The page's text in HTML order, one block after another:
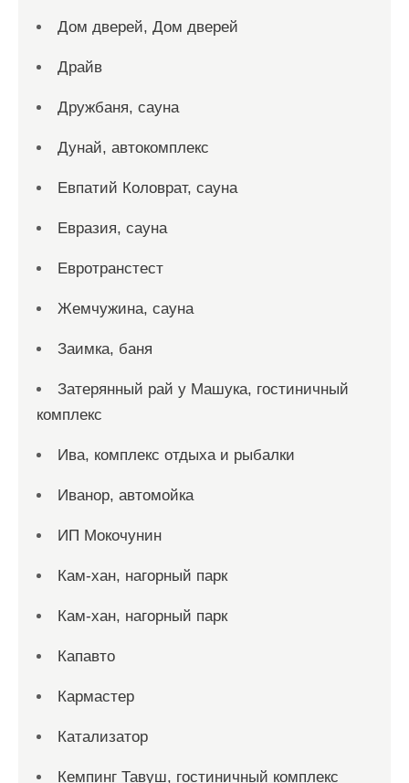
Дом дверей, Дом дверей
Драйв
Дружбаня, сауна
Дунай, автокомплекс
Евпатий Коловрат, сауна
Евразия, сауна
Евротранстест
Жемчужина, сауна
Заимка, баня
Затерянный рай у Машука, гостиничный
комплекс
Ива, комплекс отдыха и рыбалки
Иванор, автомойка
ИП Мокочунин
Кам-хан, нагорный парк
Кам-хан, нагорный парк
Капавто
Кармастер
Катализатор
Кемпинг Тавуш, гостиничный комплекс